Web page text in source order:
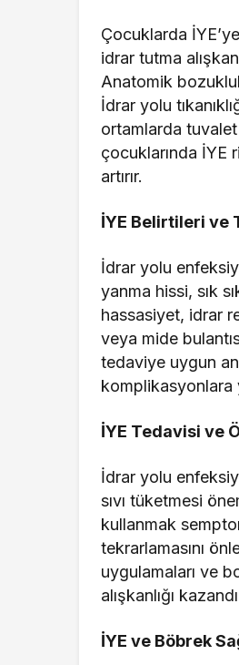
Çocuklarda
idrar tutma
Anatomik
İdrar yolu
ortamlarda tuvalet
çocuklarında İYE
artırır.
İYE Belirtileri ve
İdrar yolu
yanma hissi, sık
hassasiyet, idrar
veya mide
tedaviye uygun
komplikasyonlara
İYE Tedavisi ve
İdrar yolu
sıvı tüketmesi
kullanmak
tekrarlamasını
uygulamaları ve
alışkanlığı
İYE ve Böbrek